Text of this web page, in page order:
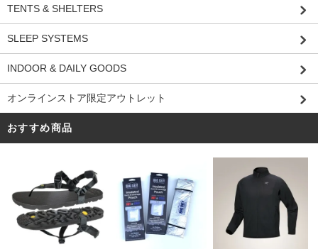
TENTS & SHELTERS
SLEEP SYSTEMS
INDOOR & DAILY GOODS
オンラインストア限定アウトレット
おすすめ商品